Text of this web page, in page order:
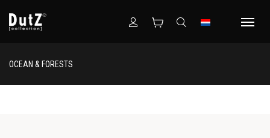
OCEAN & FORESTS